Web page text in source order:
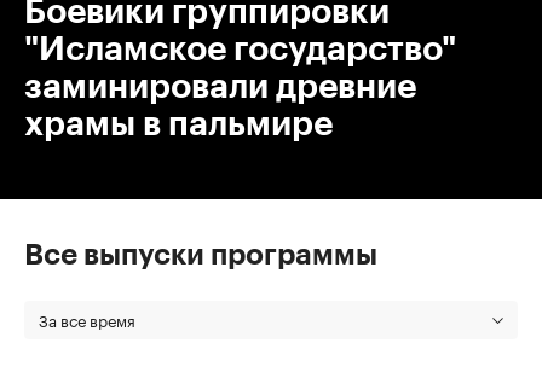
Боевики группировки
"Исламское государство"
заминировали древние
храмы в пальмире
Все выпуски программы
За все время